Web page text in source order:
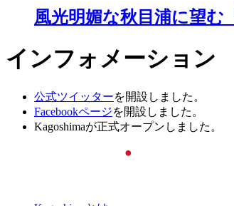
風光明媚な秋目浦に望む
インフォメーション
公式ツイッターを開設しました。
Facebookページを開設しました。
Kagoshimaが正式オープンしました。